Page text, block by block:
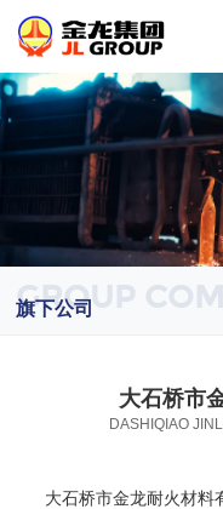
GROUP
旗下公司
大石桥市
DASHIQIAO
大石桥市金龙耐火材料